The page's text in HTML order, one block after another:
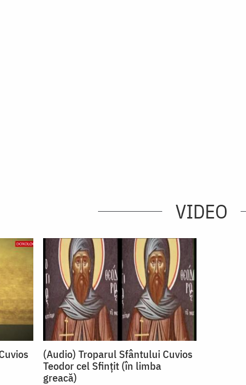
VIDEO
(Audio) Troparul Sfântului Cuvios
Teodor cel Sfințit (în limba
greacă)